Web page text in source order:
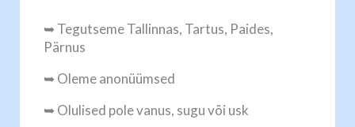
➥ Tegutseme Tallinnas, Tartus, Paides,
Pärnus
➥ Oleme anonüümsed
➥ Olulised pole vanus, sugu või usk